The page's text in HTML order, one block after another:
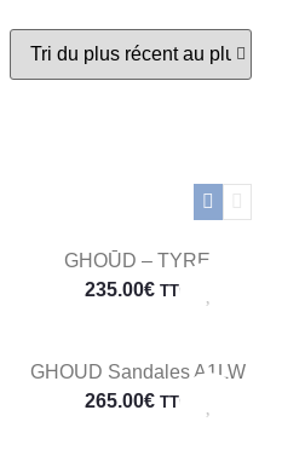
GHOŪD – TYRE
235.00€ TTC
GHOUD Sandales A1LW
265.00€ TTC